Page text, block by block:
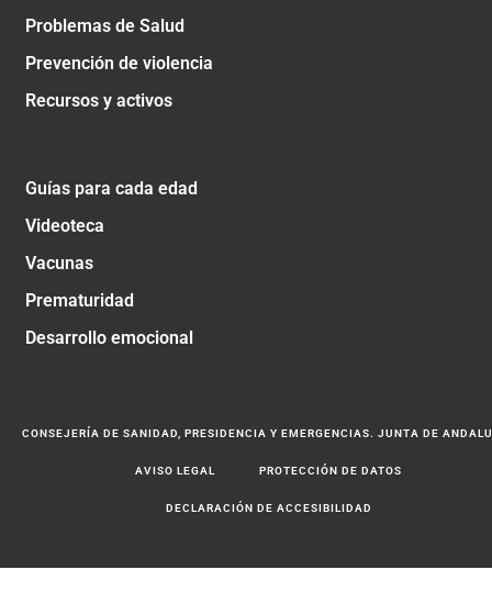
Problemas de Salud
Prevención de violencia
Recursos y activos
Guías para cada edad
Videoteca
Vacunas
Prematuridad
Desarrollo emocional
CONSEJERÍA DE SANIDAD, PRESIDENCIA Y EMERGENCIAS. JUNTA DE
AVISO LEGAL PROTECCIÓN DE DATOS
DECLARACIÓN DE ACCESIBILIDAD